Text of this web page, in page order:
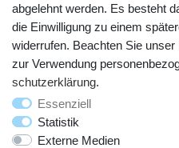
© Copyright 2025 webtotrade
abgelehnt werden. Es besteht
die Einwilligung zu einem
widerrufen. Beachten Sie unser
zur Verwendung
schutz­erklärung.
Essenziell
Statistik
Externe Medien